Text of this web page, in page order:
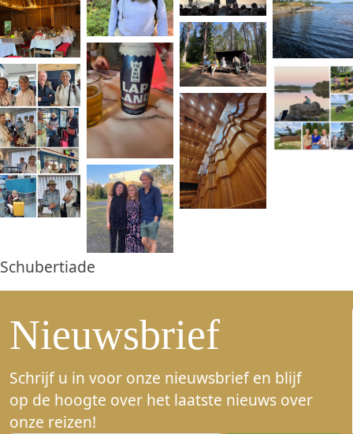
Schubertiade
Nieuwsbrief
Schrijf u in voor onze nieuwsbrief en blijf
op de hoogte over het laatste nieuws over
onze reizen!